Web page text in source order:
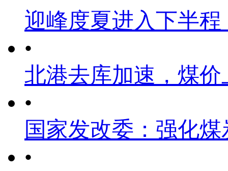
迎峰度夏进入下半
•
北港去库加速，煤
•
国家发改委：强化
•